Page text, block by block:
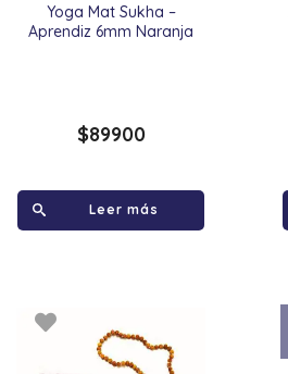
Yoga Mat Sukha –
Aprendiz 6mm Naranja
$89900
Leer más